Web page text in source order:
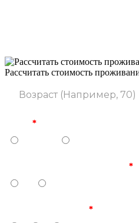
Рассчитать стоимость